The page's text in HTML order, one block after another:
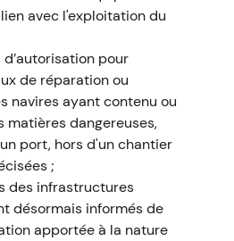
avec l'exploitation du
pour
de réparation ou
navires ayant contenu ou
matières dangereuses,
port, hors d'un chantier
;
des infrastructures
désormais informés de
apportée à la nature